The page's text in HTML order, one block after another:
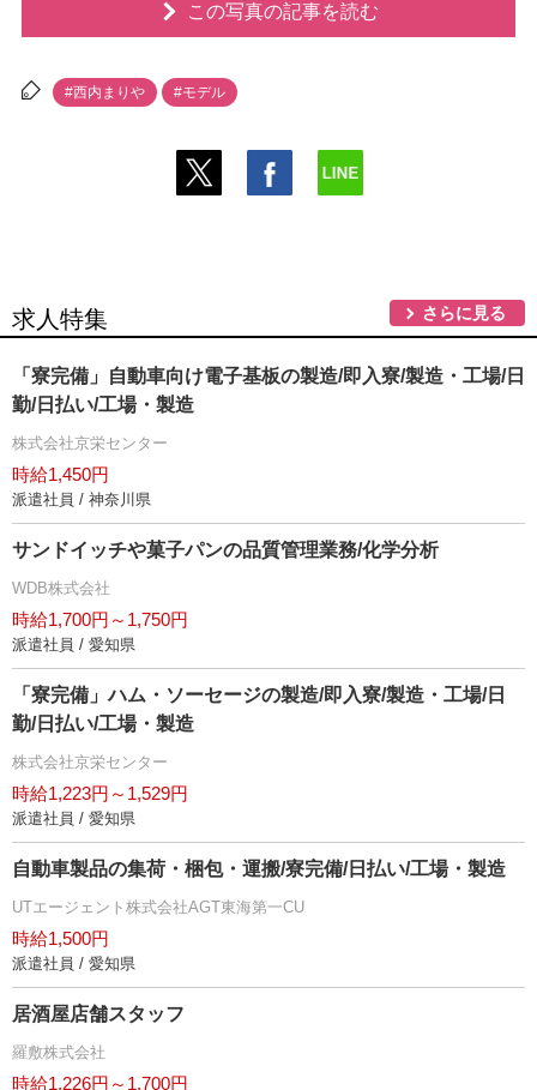
この写真の記事を読む
#西内まり #モデル
求人特集 さらに見る
「寮完備」自動車向け電子基板の製造/即入寮/製造・工場/日
勤/日払い/工場・製造
株式会社京栄センター
時給1,450円
派遣社員 / 神奈川県
サンドイッチや菓子パンの品質管理業務/化学分析
WDB株式会社
時給1,700円～1,750円
派遣社員 / 愛知県
「寮完備」ハム・ソーセージの製造/即入寮/製造・工場/日
勤/日払い/工場・製造
株式会社京栄センター
時給1,223円～1,529円
派遣社員 / 愛知県
自動車製品の集荷・梱包・運搬/寮完備/日払い/工場・製造
UTエージェント株式会社AGT東海第一CU
時給1,500円
派遣社員 / 愛知県
居酒屋店舗スタッフ
羅敷株式会社
時給1,226円～1,700円